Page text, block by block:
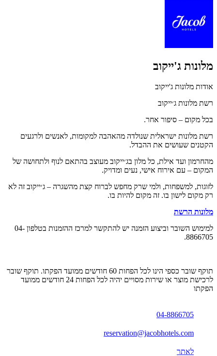
מלונות ג'ייקוב
אודות מלונות ג'ייקוב
רשת מלונות ג׳ייקוב
בכל מקום – סיפור אחר.
רשת מלונות ישראלית שנולדה מהאהבה למקומות, לאנשים ולרגעים
הקטנים שעושים את ההבדל.
מהחרמון ועד אילת, כל מלון בג׳ייקוב מעוצב בהתאם לנוף ולתחושה של
המקום – עם אירוח אישי, נעים ומדויק.
לזוגות, למשפחות, ולמי שרק מחפש לברוח קצת מהשגרה – ג׳ייקוב זה לא
רק מקום לישון בו. זה מקום להיות בו.
מלונות הרשת
למימוש השובר וביצוע הזמנה יש להתקשר למרכז ההזמנות בטלפון 04-
8866705.
תוקף שובר כספי הינו לכל הפחות 60 חודשים ממועד הפקתו. תוקף שובר
לרכישת מוצר או שירות מסויים יהיה לכל הפחות 24 חודשים ממועד
הפקתו
04-8866705
reservation@jacobhotels.com
לאתר